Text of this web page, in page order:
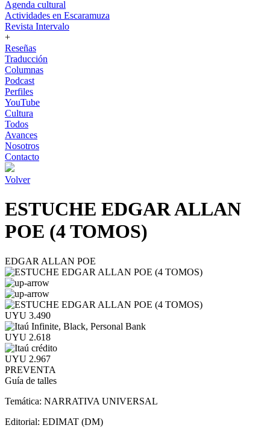
Agenda cultural
Actividades en Escaramuza
Revista Intervalo
+
Reseñas
Traducción
Columnas
Podcast
Perfiles
YouTube
Cultura
Todos
Avances
Nosotros
Contacto
Volver
ESTUCHE EDGAR ALLAN
POE (4 TOMOS)
EDGAR ALLAN POE
UYU 3.490
UYU 2.618
UYU 2.967
PREVENTA
Guía de talles
Temática: NARRATIVA UNIVERSAL
Editorial: EDIMAT (DM)